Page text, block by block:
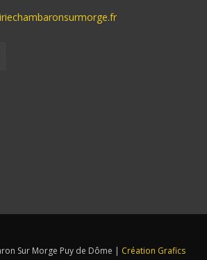
Sur Morge Puy de Dôme | Création Grafics